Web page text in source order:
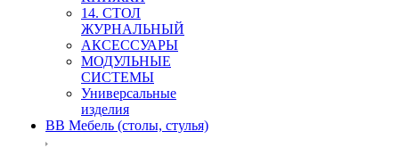
14. СТОЛ
ЖУРНАЛЬНЫЙ
АКСЕССУАРЫ
МОДУЛЬНЫЕ
СИСТЕМЫ
Универсальные
изделия
ВВ Мебель (столы, стулья)